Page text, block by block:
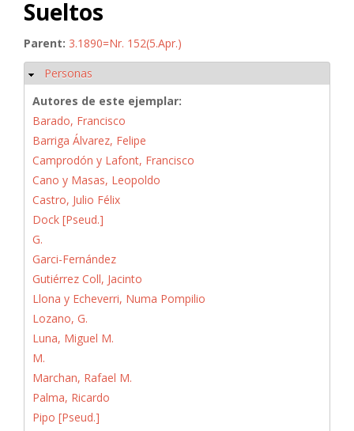
Sueltos
Parent: 3.1890=Nr. 152(5.Apr.)
Ocultar
Personas
Autores de este ejemplar:
Barado, Francisco
Barriga Álvarez, Felipe
Camprodón y Lafont, Francisco
Cano y Masas, Leopoldo
Castro, Julio Félix
Dock [Pseud.]
G.
Garci-Fernández
Gutiérrez Coll, Jacinto
Llona y Echeverri, Numa Pompilio
Lozano, G.
Luna, Miguel M.
M.
Marchan, Rafael M.
Palma, Ricardo
Pipo [Pseud.]